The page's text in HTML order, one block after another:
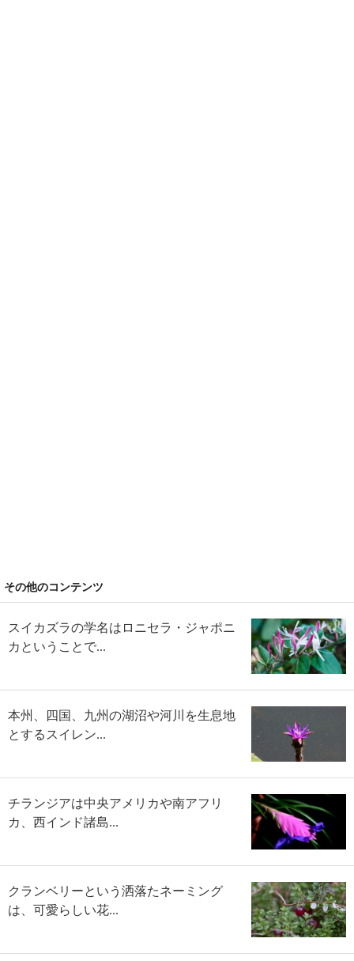
その他のコンテンツ
スイカズラの学名はロニセラ・ジャポニ
カということで...
本州、四国、九州の湖沼や河川を生息地
とするスイレン...
チランジアは中央アメリカや南アフリ
カ、西インド諸島...
クランベリーという洒落たネーミング
は、可愛らしい花...